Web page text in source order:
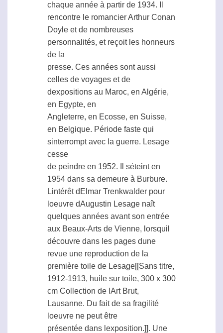
chaque année à partir de 1934. Il
rencontre le romancier Arthur Conan
Doyle et de nombreuses
personnalités, et reçoit les honneurs
de la
presse. Ces années sont aussi
celles de voyages et de
dexpositions au Maroc, en Algérie,
en Egypte, en
Angleterre, en Ecosse, en Suisse,
en Belgique. Période faste qui
sinterrompt avec la guerre. Lesage
cesse
de peindre en 1952. Il séteint en
1954 dans sa demeure à Burbure.
Lintérêt dElmar Trenkwalder pour
loeuvre dAugustin Lesage naît
quelques années avant son entrée
aux Beaux-Arts de Vienne, lorsquil
découvre dans les pages dune
revue une reproduction de la
première toile de Lesage[[Sans titre,
1912-1913, huile sur toile, 300 x 300
cm Collection de lArt Brut,
Lausanne. Du fait de sa fragilité
loeuvre ne peut être
présentée dans lexposition.]]. Une